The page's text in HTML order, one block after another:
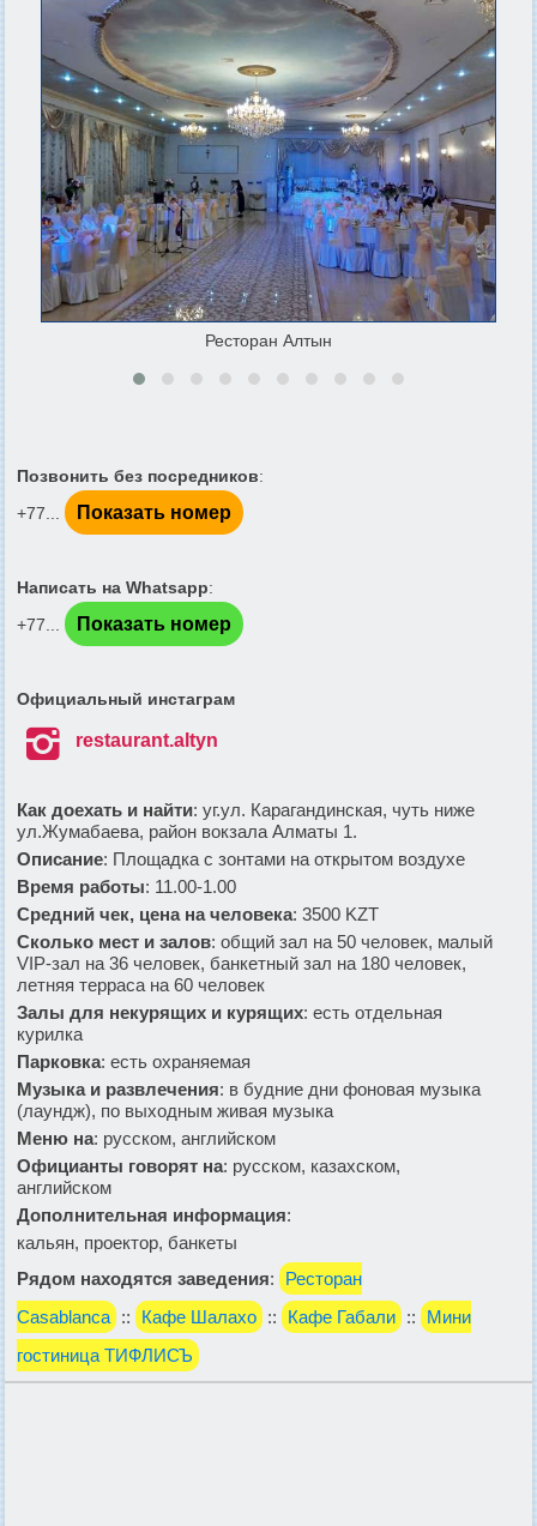
Ресторан Алтын
Позвонить без посредников:
+77...
Показать номер
Написать на Whatsapp:
+77...
Показать номер
Официальный инстаграм
 restaurant.altyn
Как доехать и найти: уг.ул. Карагандинская, чуть ниже
ул.Жумабаева, район вокзала Алматы 1.
Описание: Площадка с зонтами на открытом воздухе
Время работы: 11.00-1.00
Средний чек, цена на человека: 3500 KZT
Сколько мест и залов: общий зал на 50 человек, малый
VIP-зал на 36 человек, банкетный зал на 180 человек,
летняя терраса на 60 человек
Залы для некурящих и курящих: есть отдельная
курилка
Парковка: есть охраняемая
Музыка и развлечения: в будние дни фоновая музыка
(лаундж), по выходным живая музыка
Меню на: русском, английском
Официанты говорят на: русском, казахском,
английском
Дополнительная информация:
кальян, проектор, банкеты
Рядом находятся заведения:
Ресторан
Casablanca :: Кафе Шалахо :: Кафе Габали ::
Мини
гостиница ТИФЛИСЪ